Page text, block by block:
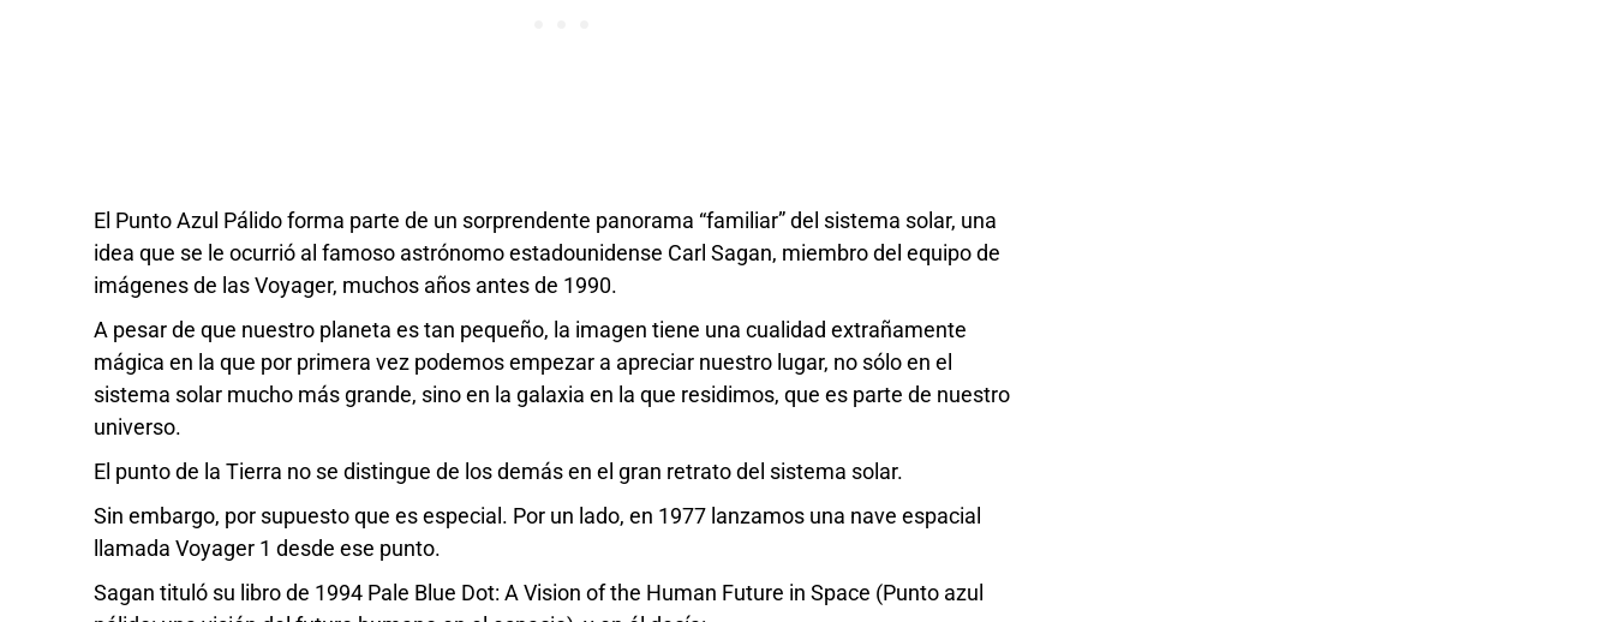
El Punto Azul Pálido forma parte de un sorprendente panorama “familiar” del sistema solar, una
idea que se le ocurrió al famoso astrónomo estadounidense Carl Sagan, miembro del equipo de
imágenes de las Voyager, muchos años antes de 1990.
A pesar de que nuestro planeta es tan pequeño, la imagen tiene una cualidad extrañamente
mágica en la que por primera vez podemos empezar a apreciar nuestro lugar, no sólo en el
sistema solar mucho más grande, sino en la galaxia en la que residimos, que es parte de nuestro
universo.
El punto de la Tierra no se distingue de los demás en el gran retrato del sistema solar.
Sin embargo, por supuesto que es especial. Por un lado, en 1977 lanzamos una nave espacial
llamada Voyager 1 desde ese punto.
Sagan tituló su libro de 1994 Pale Blue Dot: A Vision of the Human Future in Space (Punto azul